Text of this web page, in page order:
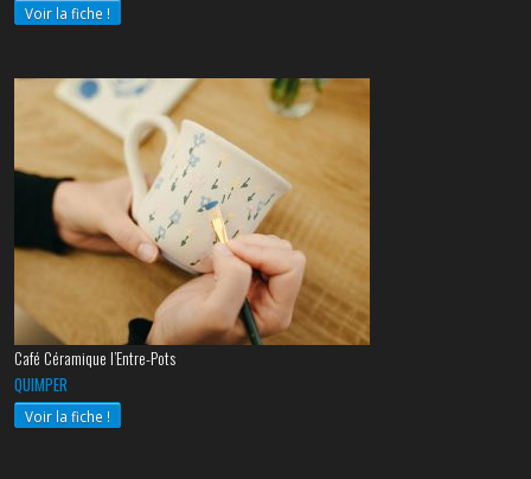
Voir la fiche !
Café Céramique l’Entre-Pots
QUIMPER
Voir la fiche !